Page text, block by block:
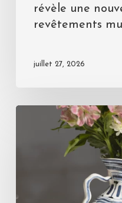
révèle une
revêtements
juillet 27, 2026